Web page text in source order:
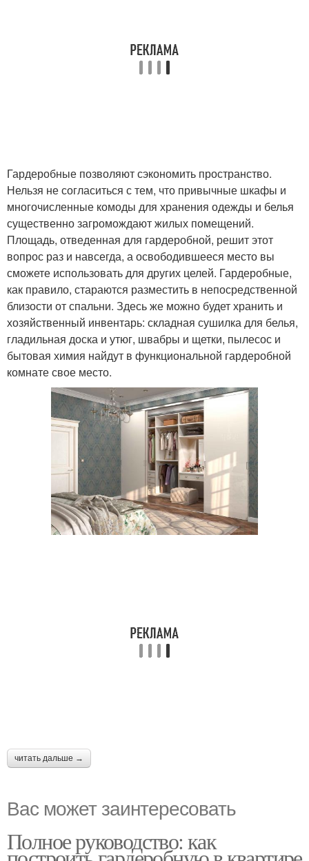
Гардеробные позволяют сэкономить пространство.
Нельзя не согласиться с тем, что привычные шкафы и
многочисленные комоды для хранения одежды и белья
существенно загромождают жилых помещений.
Площадь, отведенная для гардеробной, решит этот
вопрос раз и навсегда, а освободившееся место вы
сможете использовать для других целей. Гардеробные,
как правило, стараются разместить в непосредственной
близости от спальни. Здесь же можно будет хранить и
хозяйственный инвентарь: складная сушилка для белья,
гладильная доска и утюг, швабры и щетки, пылесос и
бытовая химия найдут в функциональной гардеробной
комнате свое место.
читать дальше →
Вас может заинтересовать
Полное руководство: как